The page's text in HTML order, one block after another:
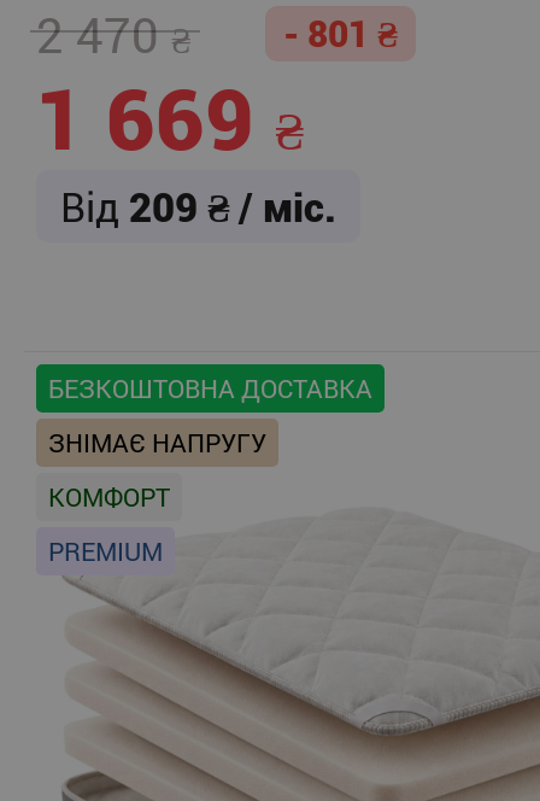
2 470 - 801
1 669
Від 209 / міс.
БЕЗКОШТОВНА ДОСТАВКА
ЗНІМАЄ НАПРУГУ
КОМФОРТ
PREMIUM